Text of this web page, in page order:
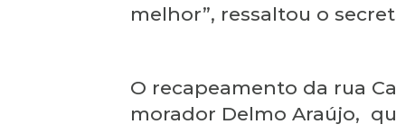
melhor”, ressaltou o
O recapeamento da rua
morador Delmo Araújo,